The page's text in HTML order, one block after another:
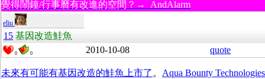
覺得鬧鐘/行事曆有改進的空間？→ AndAlarm
eliu
15 基因改造鮭魚
0 0 2010-10-08 quote
未來有可能有基因改造的鮭魚上市了。 Aqua Bounty